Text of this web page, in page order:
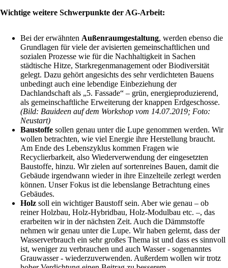
Wichtige weitere Schwerpunkte der AG-Arbeit:
Bei der erwähnten Außenraumgestaltung, werden ebenso die
Grundlagen für viele der avisierten gemeinschaftlichen und
sozialen Prozesse wie für die Nachhaltigkeit in Sachen
städtische Hitze, Starkregenmanagement oder Biodiversität
gelegt. Dazu gehört angesichts des sehr verdichteten Bauens
unbedingt auch eine lebendige Einbeziehung der
Dachlandschaft als „5. Fassade“ – grün, energieproduzierend,
als gemeinschaftliche Erweiterung der knappen Erdgeschosse.
(Bild: Bauideen auf dem Workshop vom 14.07.2019; Foto:
Neustart)
Baustoffe sollen genau unter die Lupe genommen werden. Wir
wollen betrachten, wie viel Energie ihre Herstellung braucht.
Am Ende des Lebenszyklus kommen Fragen wie
Recyclierbarkeit, also Wiederverwendung der eingesetzten
Baustoffe, hinzu. Wir zielen auf sortenreines Bauen, damit die
Gebäude irgendwann wieder in ihre Einzelteile zerlegt werden
können. Unser Fokus ist die lebenslange Betrachtung eines
Gebäudes.
Holz soll ein wichtiger Baustoff sein. Aber wie genau – ob
reiner Holzbau, Holz-Hybridbau, Holz-Modulbau etc. –, das
erarbeiten wir in der nächsten Zeit. Auch die Dämmstoffe
nehmen wir genau unter die Lupe. Wir haben gelernt, dass der
Wasserverbrauch ein sehr großes Thema ist und dass es sinnvoll
ist, weniger zu verbrauchen und auch Wasser - sogenanntes
Grauwasser - wiederzuverwenden. Außerdem wollen wir trotz